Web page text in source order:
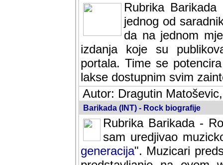
Rubrika
jednog od
da na jednom
izdanja koje su
portala. Time se
lakse dostupnim svim
Autor: Dragutin
Barikada (INT) - Rock biografije
Rubrika Barikada -
sam uredjivao
generacija". Muzicari